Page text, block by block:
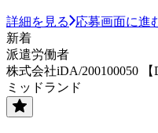
詳細を見る
応募画面に進
新着
派遣労働者
株式会社iDA/200100050
ミッドランド